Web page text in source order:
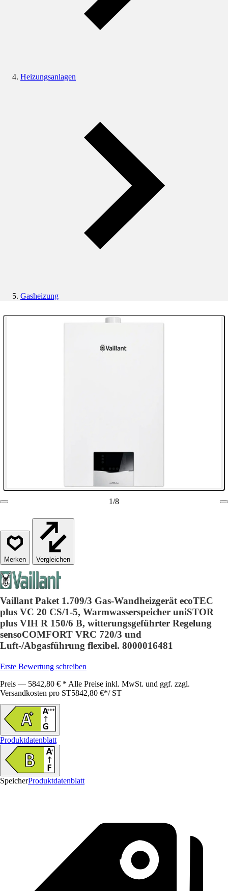
Heizungsanlagen
Gasheizung
1/8
Vergleichen
Vaillant Paket 1.709/3 Gas-Wandheizgerät ecoTEC
plus VC 20 CS/1-5, Warmwasserspeicher uniSTOR
plus VIH R 150/6 B, witterungsgeführter Regelung
sensoCOMFORT VRC 720/3 und
Luft-/Abgasführung flexibel. 8000016481
Erste Bewertung schreiben
Preis — 5842,80 € * Alle Preise inkl. MwSt. und ggf. zzgl.
Versandkosten pro ST5842,80 €*/ ST
Produktdatenblatt
SpeicherProduktdatenblatt